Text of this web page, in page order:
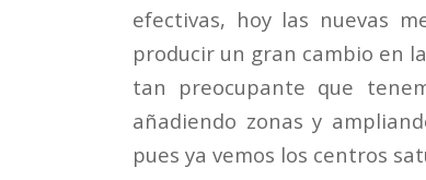
efectivas, hoy las nuevas
producir un gran cambio en
tan preocupante que
añadiendo zonas y
pues ya vemos los centros